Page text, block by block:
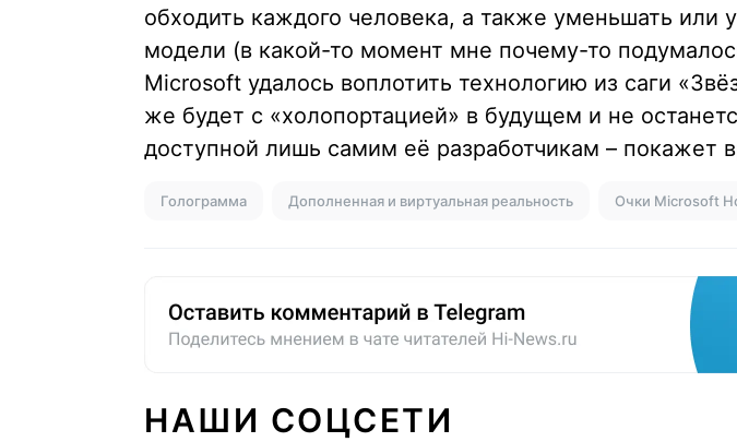
обходить каждого человека, а также уменьшать или
модели (в какой-то момент мне почему-то
Microsoft удалось воплотить технологию из саги
же будет с «холопортацией» в будущем и не
доступной лишь самим её разработчикам – покажет
Голограмма Дополненная и виртуальная реальность Очки Microsoft
НАШИ СОЦСЕТИ